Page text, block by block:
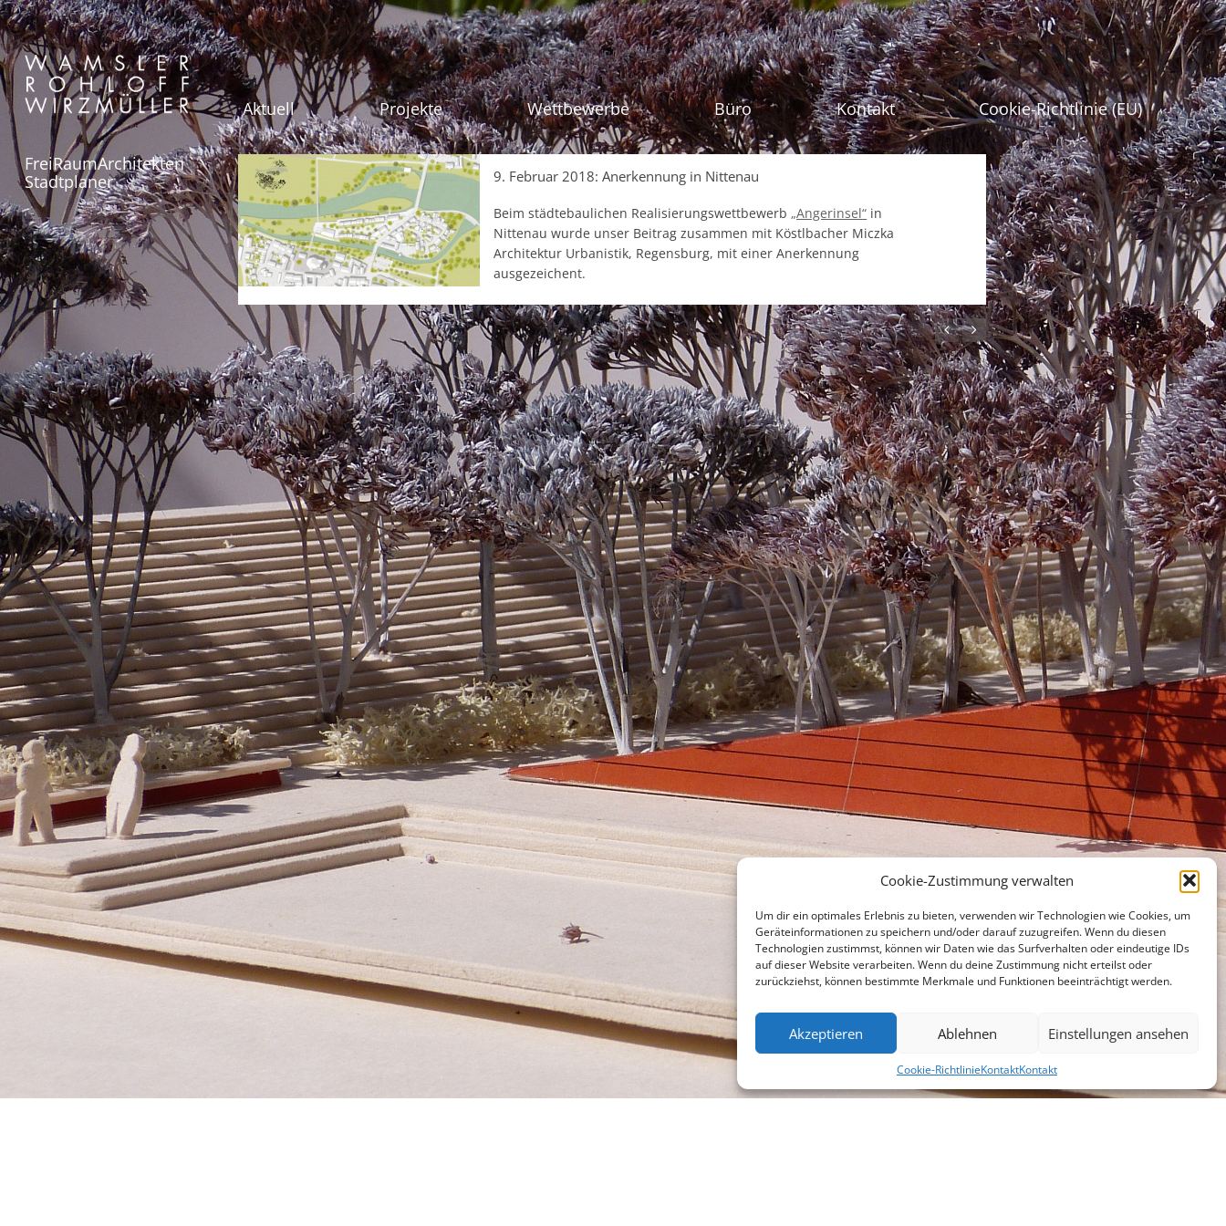
Cookie-Zustimmung verwalten
Um dir ein optimales Erlebnis zu bieten, verwenden wir Technologien wie Cookies, um
Geräteinformationen zu speichern und/oder darauf zuzugreifen. Wenn du diesen
Technologien zustimmst, können wir Daten wie das Surfverhalten oder eindeutige IDs
auf dieser Website verarbeiten. Wenn du deine Zustimmung nicht erteilst oder
zurückziehst, können bestimmte Merkmale und Funktionen beeinträchtigt werden.
Akzeptieren Ablehnen Einstellungen ansehen
Cookie-RichtlinieKontaktKontakt
Zum Inhalt springen
Aktuell Projekte Wettbewerbe Büro Kontakt Cookie-Richtlinie (EU)
FreiRaumArchitekten
Stadtplaner
9. Februar 2018: Anerkennung in Nittenau
Beim städtebaulichen Realisierungswettbewerb„Angerinsel“ in
Nittenau wurde unser Beitrag zusammen mit Köstlbacher Miczka
Architektur Urbanistik, Regensburg, mit einer Anerkennung
ausgezeichent.